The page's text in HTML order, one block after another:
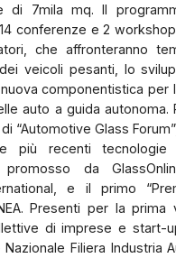
di 7mila mq. Il
conferenze e 2
che affronteranno
dei veicoli pesanti, lo
componentistica per
auto a guida autonoma.
“Automotive Glass
più recenti
promosso da
e il primo
Presenti per la prima
di imprese e start-
Nazionale Filiera Industria